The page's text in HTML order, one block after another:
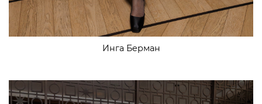
Инга Берман